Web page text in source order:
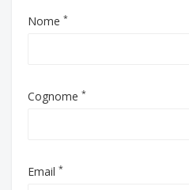
Nome *
Cognome *
Email *